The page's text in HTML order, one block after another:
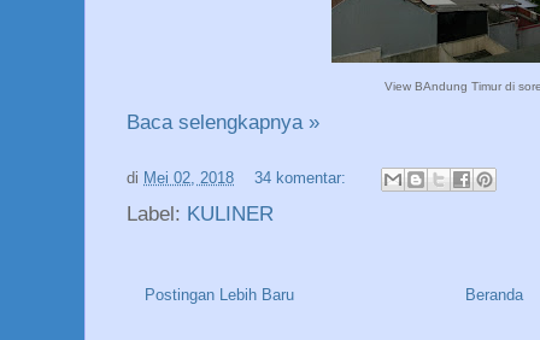
View BAndung Timur di
Baca selengkapnya »
di Mei 02, 2018 34 komentar:
Label: KULINER
Postingan Lebih Baru Beranda